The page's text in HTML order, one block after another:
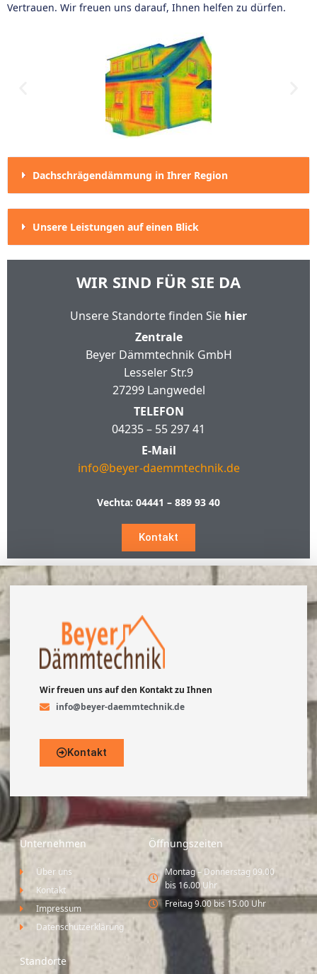
Vertrauen. Wir freuen uns darauf, Ihnen helfen zu dürfen.
Dachschrägendämmung in Ihrer Region
Unsere Leistungen auf einen Blick
WIR SIND FÜR SIE DA
Unsere Standorte finden Sie hier
Zentrale
Beyer Dämmtechnik GmbH
Lesseler Str.9
27299 Langwedel
TELEFON
04235 – 55 297 41
E-Mail
info@beyer-daemmtechnik.de
Vechta: 04441 – 889 93 40
Kontakt
Wir freuen uns auf den Kontakt zu Ihnen
info@beyer-daemmtechnik.de
Kontakt
Unternehmen
Über uns
Kontakt
Impressum
Datenschutzerklärung
Öffnungszeiten
Montag – Donnerstag 09.00
bis 16.00 Uhr
Freitag 9.00 bis 15.00 Uhr
Standorte